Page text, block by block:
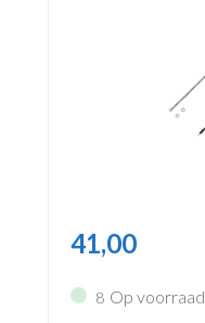
41,00
8 Op voorraad